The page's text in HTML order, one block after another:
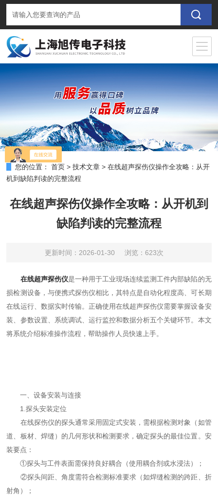
您的位置： 首页 >技术文章 >在线超声探伤仪操作全攻略：从开
机到缺陷判读的完整流程
在线超声探伤仪操作全攻略：从开机到
缺陷判读的完整流程
更新时间：2026-01-30 浏览：623次
在线超声探伤仪是一种用于工业现场连续监测工件内部缺陷的无
损检测设备，与便携式探伤仪相比，其特点是自动化程度高、可长期
在线运行、数据实时传输。正确使用在线超声探伤仪需要掌握设备安
装、参数设置、系统调试、运行监控和数据分析五个关键环节。本文
将系统介绍标准操作流程，帮助操作人员快速上手。
一、设备安装与连接
1.探头安装定位
在线探伤仪的探头通常采用固定式安装，需根据检测对象（如管
道、板材、焊缝）的几何形状和检测要求，确定探头的最佳位置。安
装要点：
①探头与工件表面需保持良好耦合（使用耦合剂或水浸法）；
②探头间距、角度需符合检测标准要求（如焊缝检测的跨距、折
射角）；